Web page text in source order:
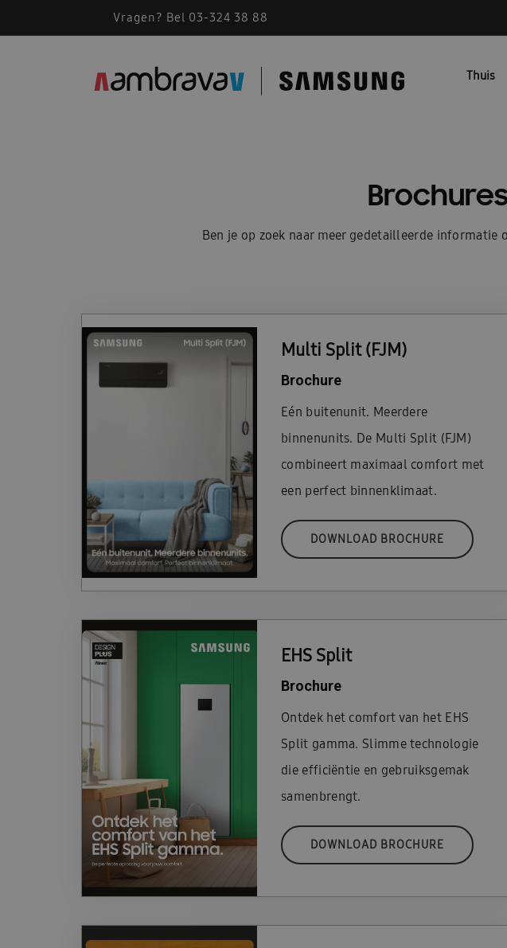
Vragen? Bel 03-324 38 88
Thuis
Ben je op zoek naar meer gedetailleerde informatie
Multi Split (FJM)
Brochure
Eén buitenunit. Meerdere
binnenunits. De Multi Split (FJM)
combineert maximaal comfort met
een perfect binnenklimaat.
DOWNLOAD BROCHURE
EHS Split
Brochure
Ontdek het comfort van het EHS
Split gamma. Slimme technologie
die efficiëntie en gebruiksgemak
samenbrengt.
DOWNLOAD BROCHURE